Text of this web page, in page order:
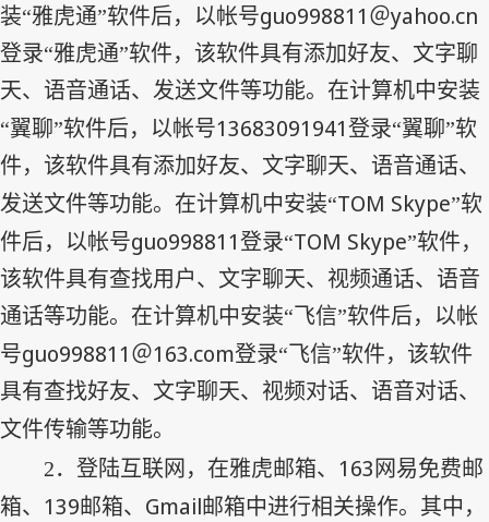
装“雅虎通”软件后，以帐号guo998811 ＠yahoo.cn
登录“雅虎通”软件，该软件具有添加好友、文字聊
天、语音通话、发送文件等功能。在计算机中安装
“翼聊”软件后，以帐号13683091941登录“翼聊”软
件，该软件具有添加好友、文字聊天、语音通话、
发送文件等功能。在计算机中安装“TOM Skype”软
件后，以帐号guo998811登录“TOM Skype”软件，
该软件具有查找用户、文字聊天、视频通话、语音
通话等功能。在计算机中安装“飞信”软件后，以帐
号guo998811 ＠163.com登录“飞信”软件，该软件
具有查找好友、文字聊天、视频对话、语音对话、
文件传输等功能。
2．登陆互联网，在雅虎邮箱、 163 网易免费邮
箱、 139邮箱、 Gmail邮箱中进行相关操作。其中，